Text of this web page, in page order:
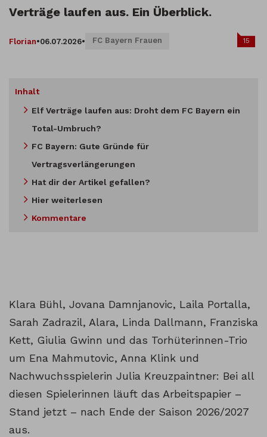
Verträge laufen aus. Ein Überblick.
Florian•06.07.2026• FC Bayern Frauen 15
Inhalt
Elf Verträge laufen aus: Droht dem FC Bayern ein
Total-Umbruch?
FC Bayern: Gute Gründe für
Vertragsverlängerungen
Hat dir der Artikel gefallen?
Hier weiterlesen
Kommentare
Klara Bühl, Jovana Damnjanovic, Laila Portalla,
Sarah Zadrazil, Alara, Linda Dallmann, Franziska
Kett, Giulia Gwinn und das Torhüterinnen-Trio
um Ena Mahmutovic, Anna Klink und
Nachwuchsspielerin Julia Kreuzpaintner: Bei all
diesen Spielerinnen läuft das Arbeitspapier –
Stand jetzt – nach Ende der Saison 2026/2027
aus.